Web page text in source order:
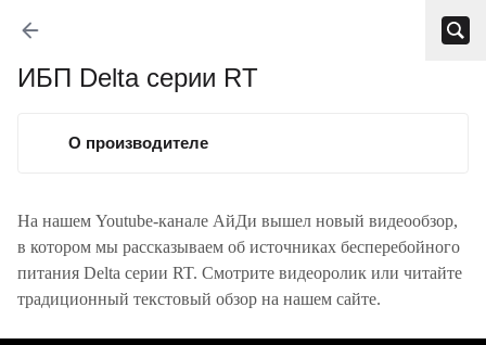
ИБП Delta серии RT
О производителе
На нашем Youtube-канале АйДи вышел новый видеообзор,
в котором мы рассказываем об источниках бесперебойного
питания Delta серии RT. Смотрите видеоролик или читайте
традиционный текстовый обзор на нашем сайте.